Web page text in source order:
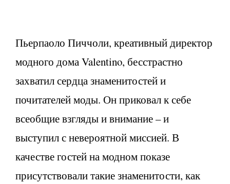
Пьерпаоло Пиччоли, креативный директор
модного дома Valentino, бесстрастно
захватил сердца знаменитостей и
почитателей моды. Он приковал к себе
всеобщие взгляды и внимание – и
выступил с невероятной миссией. В
качестве гостей на модном показе
присутствовали такие знаменитости, как